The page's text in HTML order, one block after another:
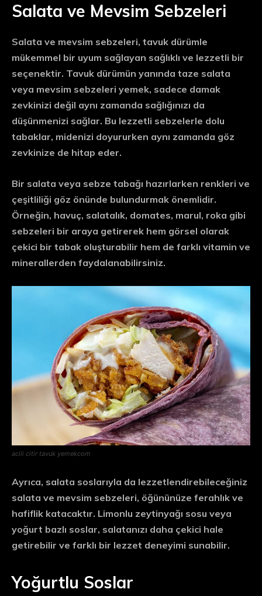
Salata ve Mevsim Sebzeleri
Salata ve mevsim sebzeleri, tavuk dürümle
mükemmel bir uyum sağlayan sağlıklı ve lezzetli bir
seçenektir. Tavuk dürümün yanında taze salata
veya mevsim sebzeleri yemek, sadece damak
zevkinizi değil aynı zamanda sağlığınızı da
düşünmenizi sağlar. Bu lezzetli sebzelerle dolu
tabaklar, midenizi doyururken aynı zamanda göz
zevkinize de hitap eder.
Bir salata veya sebze tabağı hazırlarken renkleri ve
çeşitliliği göz önünde bulundurmak önemlidir.
Örneğin, havuç, salatalık, domates, marul, roka gibi
sebzeleri bir araya getirerek hem görsel olarak
çekici bir tabak oluşturabilir hem de farklı vitamin ve
minerallerden faydalanabilirsiniz.
acili citir tavuk yemekcom
Ayrıca, salata soslarıyla da lezzetlendirebileceğiniz
salata ve mevsim sebzeleri, öğününüze ferahlık ve
hafiflik katacaktır. Limonlu zeytinyağı sosu veya
yoğurt bazlı soslar, salatanızı daha çekici hale
getirebilir ve farklı bir lezzet deneyimi sunabilir.
Yoğurtlu Soslar